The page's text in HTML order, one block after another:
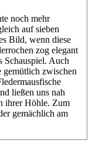
noch mehr
auf sieben
Bild, wenn diese
zog elegant
Schauspiel. Auch
gemütlich zwischen
ließen uns nah
ihrer Höhle. Zum
gemächlich am